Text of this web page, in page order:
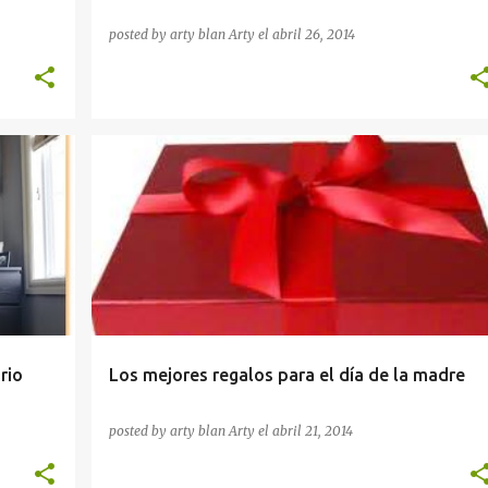
posted by arty blan Arty el abril 26, 2014
Los mejores regalos para el día de la madre
posted by arty blan Arty el abril 21, 2014
CONSEJOS